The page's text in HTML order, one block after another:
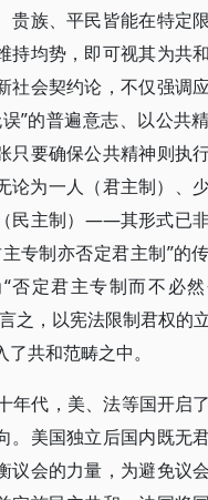
贵族、平民皆能在特定
持均势，即可视其为共
社会契约论，不仅强调
”的普遍意志、以公共
只要确保公共精神则执
为一人（君主制）、
民主制）——其形式已
专制亦否定君主制”的
否定君主专制而不必
之，以宪法限制君权的
共和范畴之中。
年代，美、法等国开启
。美国独立后国内既无
议会的力量，为避免议